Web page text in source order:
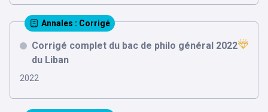
Annales : Corrigé
Corrigé complet du bac de philo général 2022
du Liban
2022